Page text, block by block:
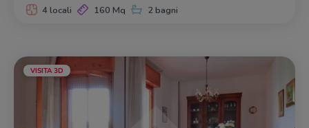
4 locali 160 Mq 2 bagni
VISITA 3D